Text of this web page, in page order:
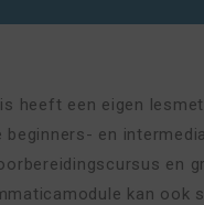
heeft een eigen
beginners- en
en
kan ook